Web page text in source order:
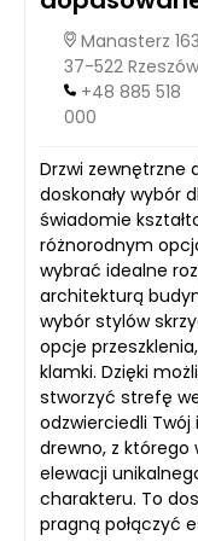
Manasterz
37-522
+48 885 518
000
Drzwi zewnętrzne
doskonały wybór
świadomie
różnorodnym
wybrać idealne
architekturą
wybór stylów
opcje
klamki. Dzięki
stworzyć strefę
odzwierciedli
drewno, z którego
elewacji
charakteru. To
pragną połączyć